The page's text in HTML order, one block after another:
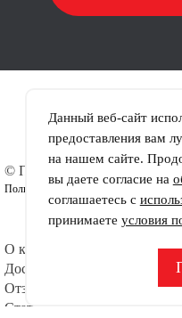
© ПРОТЕКТОР-ЮГ
Пользовательское соглашение
Шины
Диски
О компании
Доставка
Отзывы
Статьи
Офис:
Данный веб-сайт
предоставления вам
на нашем сайте.
вы даете согласие на
соглашаетесь с
принимаете условия